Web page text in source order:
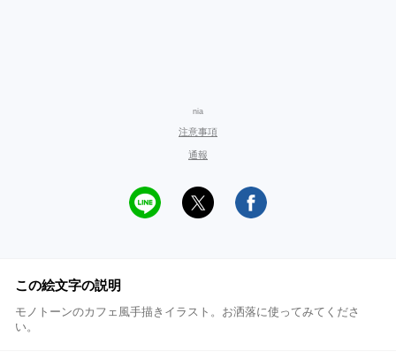
nia
注意事項
通報
この絵文字の説明
モノトーンのカフェ風手描きイラスト。お洒落に使ってみてくださ
い。